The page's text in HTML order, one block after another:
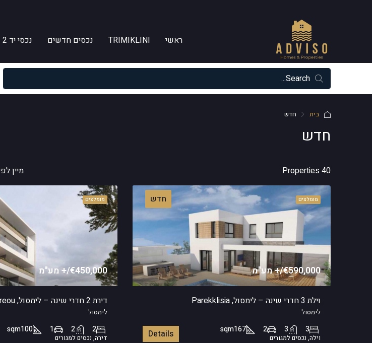
ראשי TRIMIKLINI נכסים חדשים נכסי יד 2
בית חדש
חדש
40 Properties מיין
מומלצים חדש
€590,000/+ מע"מ
וילת 3 חדרי שינה – לימסול, Parekklisia
לימסול
3
3
2
167
sqm
וילה, נכסים למגורים Details
מומלצים
€450,000/+ מע"מ
דירת 2 חדרי שינה – לימסול, Riga Fereou
לימסול
2
2
1
100
sqm
דירה, נכסים למגורים